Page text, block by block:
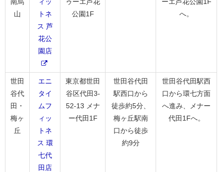
山
トネ
ス 芦
花公
園店
公園1F
へ。
世田
谷代
田・
梅ヶ
丘
エニ
タイ
ムフ
ィッ
トネ
ス 環
七代
田店
東京都世田
谷区代田3-
52-13 メナ
ー代田1F
世田谷代田
駅西口から
徒歩約5分、
梅ヶ丘駅南
口から徒歩
約9分
世田谷代田駅西
口から環七方面
へ進み、メナー
代田1Fへ。